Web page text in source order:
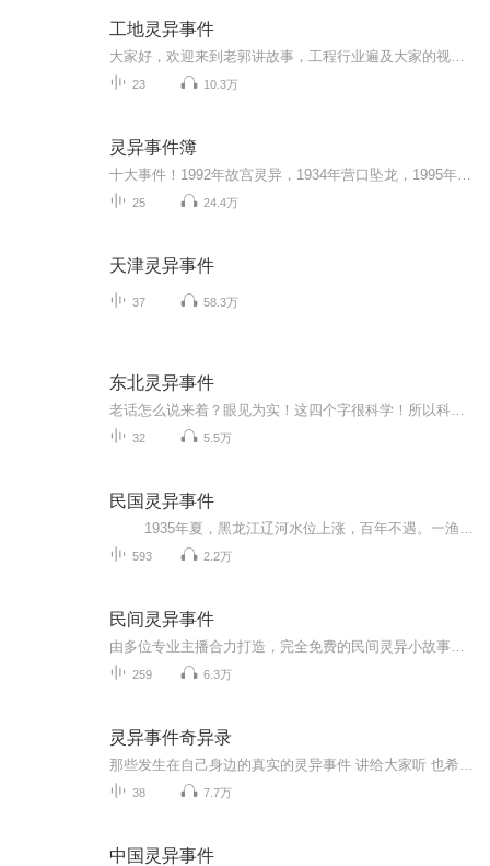
工地灵异事件
23 10.3万
灵异事件簿
25 24.4万
天津灵异事件
37 58.3万
东北灵异事件
32 5.5万
民国灵异事件
593 2.2万
民间灵异事件
259 6.3万
灵异事件奇异录
38 7.7万
中国灵异事件